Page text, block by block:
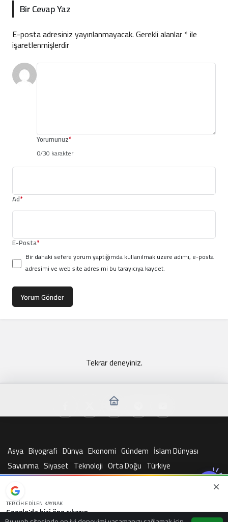
Bir Cevap Yaz
E-posta adresiniz yayınlanmayacak.Gerekli alanlar*ile
işaretlenmişlerdir
Yorumunuz*
0/30 karakter
Ad*
E-Posta*
Bir dahaki sefere yorum yaptığımda kullanılmak üzere adımı, e-posta
adresimi ve web site adresimi bu tarayıcıya kaydet.
Yorum Gönder
Tekrar deneyiniz.
Asya Biyografi Dünya Ekonomi Gündem İslam Dünyası
Savunma Siyaset Teknoloji Orta Doğu Türkiye
© Telif Hakkı 2026, Tüm Hakları Saklıdır
TERCIH EDILEN KAYNAK
Google'da bizi öne çıkarın